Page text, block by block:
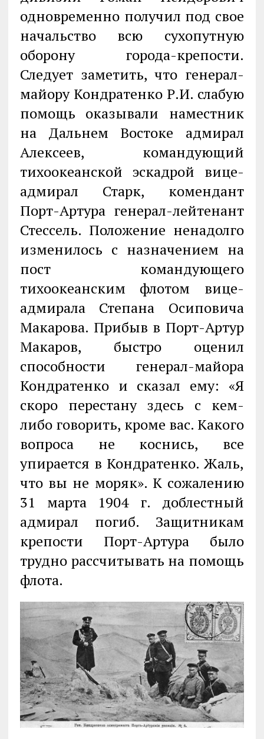
одновременно получил под свое
начальство всю сухопутную
оборону города-крепости.
Следует заметить, что генерал-
майору Кондратенко Р.И. слабую
помощь оказывали наместник
на Дальнем Востоке адмирал
Алексеев, командующий
тихоокеанской эскадрой вице-
адмирал Старк, комендант
Порт-Артура генерал-лейтенант
Стессель. Положение ненадолго
изменилось с назначением на
пост командующего
тихоокеанским флотом вице-
адмирала Степана Осиповича
Макарова. Прибыв в Порт-Артур
Макаров, быстро оценил
способности генерал-майора
Кондратенко и сказал ему: «Я
скоро перестану здесь с кем-
либо говорить, кроме вас. Какого
вопроса не коснись, все
упирается в Кондратенко. Жаль,
что вы не моряк». К сожалению
31 марта 1904 г. доблестный
адмирал погиб. Защитникам
крепости Порт-Артура было
трудно рассчитывать на помощь
флота.